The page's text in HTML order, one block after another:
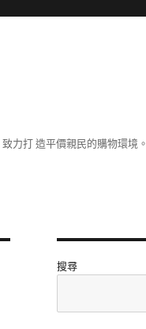
力打 造平價親民的購物環境。
搜尋